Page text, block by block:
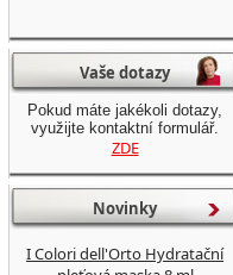
Vaše dotazy
Pokud máte jakékoli dotazy,
využijte kontaktní formulář.
ZDE
Novinky
I Colori dell'Orto Hydratační